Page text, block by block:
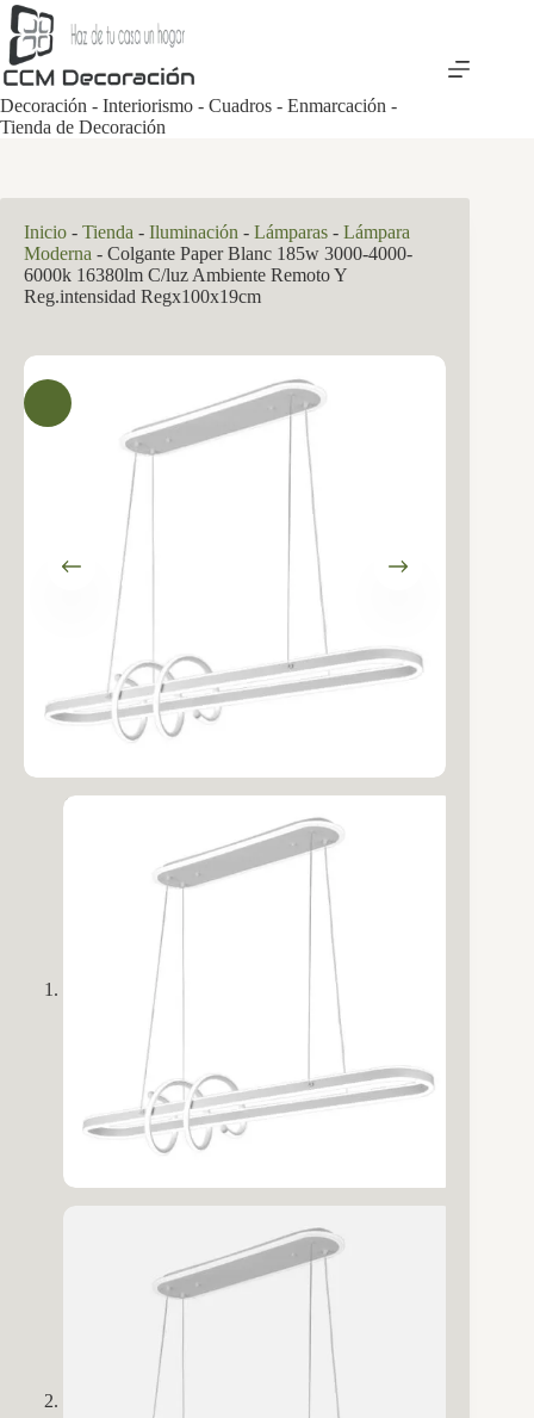
Saltar
al
contenido
Decoración - Interiorismo - Cuadros - Enmarcación -
Tienda de Decoración
Inicio - Tienda - Iluminación - Lámparas - Lámpara
Moderna - Colgante Paper Blanc 185w 3000-4000-
6000k 16380lm C/luz Ambiente Remoto Y
Reg.intensidad Regx100x19cm